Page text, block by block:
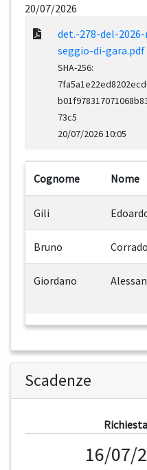
20/07/2026
det.-278-del-
seggio-di-gara.pdf
SHA-256:
73c5
20/07/2026 10:05
Cognome Nome
Gili
Bruno Corrado
Giordano
Scadenze
16/07/